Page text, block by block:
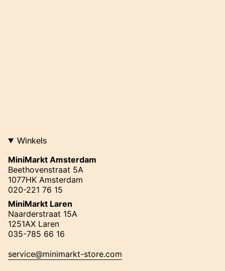
Winkels
MiniMarkt Amsterdam
Beethovenstraat 5A
1077HK Amsterdam
020-221 76 15
MiniMarkt Laren
Naarderstraat 15A
1251AX Laren
035-785 66 16
service@minimarkt-store.com